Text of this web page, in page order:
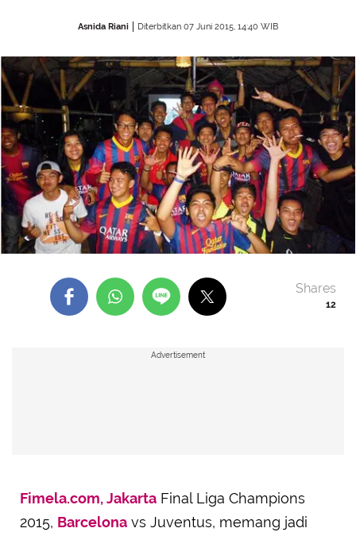
Asnida Riani Diterbitkan 07 Juni 2015, 14:40 WIB
12
Shares
Advertisement
Fimela.com, Jakarta Final Liga Champions
2015, Barcelona vs Juventus, memang jadi